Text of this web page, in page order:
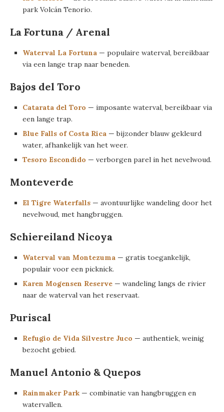
park Volcán Tenorio.
La Fortuna / Arenal
Waterval La Fortuna — populaire waterval, bereikbaar
via een lange trap naar beneden.
Bajos del Toro
Catarata del Toro — imposante waterval, bereikbaar via
een lange trap.
Blue Falls of Costa Rica — bijzonder blauw gekleurd
water, afhankelijk van het weer.
Tesoro Escondido — verborgen parel in het nevelwoud.
Monteverde
El Tigre Waterfalls — avontuurlijke wandeling door het
nevelwoud, met hangbruggen.
Schiereiland Nicoya
Waterval van Montezuma — gratis toegankelijk,
populair voor een picknick.
Karen Mogensen Reserve — wandeling langs de rivier
naar de waterval van het reservaat.
Puriscal
Refugio de Vida Silvestre Juco — authentiek, weinig
bezocht gebied.
Manuel Antonio & Quepos
Rainmaker Park — combinatie van hangbruggen en
watervallen.